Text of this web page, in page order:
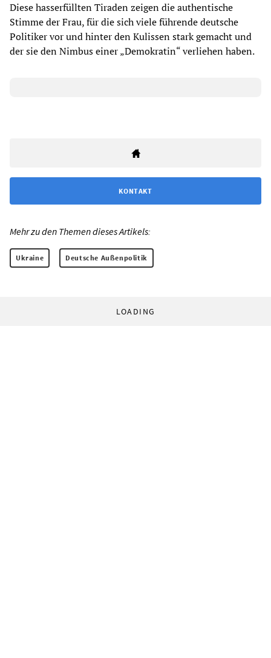
Diese hasserfüllten Tiraden zeigen die authentische
Stimme der Frau, für die sich viele führende deutsche
Politiker vor und hinter den Kulissen stark gemacht und
der sie den Nimbus einer „Demokratin“ verliehen haben.
KONTAKT
Mehr zu den Themen dieses Artikels:
Ukraine Deutsche Außenpolitik
LOADING